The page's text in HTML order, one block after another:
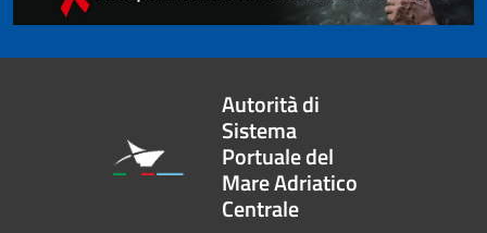
Autorità di
Sistema
Portuale del
Mare Adriatico
Centrale